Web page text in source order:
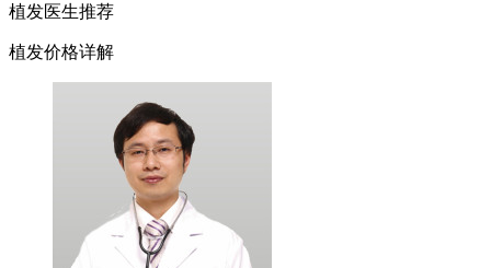
植发医生推荐
植发价格详解